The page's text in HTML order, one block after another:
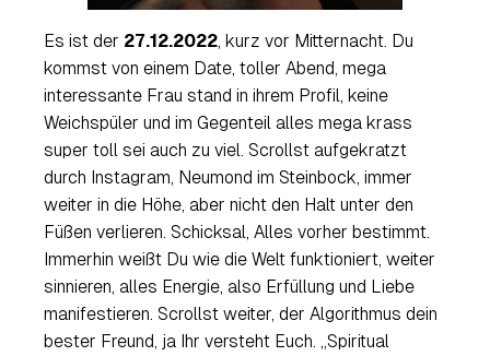
Es ist der 27.12.2022, kurz vor Mitternacht. Du
kommst von einem Date, toller Abend, mega
interessante Frau stand in ihrem Profil, keine
Weichspüler und im Gegenteil alles mega krass
super toll sei auch zu viel. Scrollst aufgekratzt
durch Instagram, Neumond im Steinbock, immer
weiter in die Höhe, aber nicht den Halt unter den
Füßen verlieren. Schicksal, Alles vorher bestimmt.
Immerhin weißt Du wie die Welt funktioniert, weiter
sinnieren, alles Energie, also Erfüllung und Liebe
manifestieren. Scrollst weiter, der Algorithmus dein
bester Freund, ja Ihr versteht Euch. „Spiritual